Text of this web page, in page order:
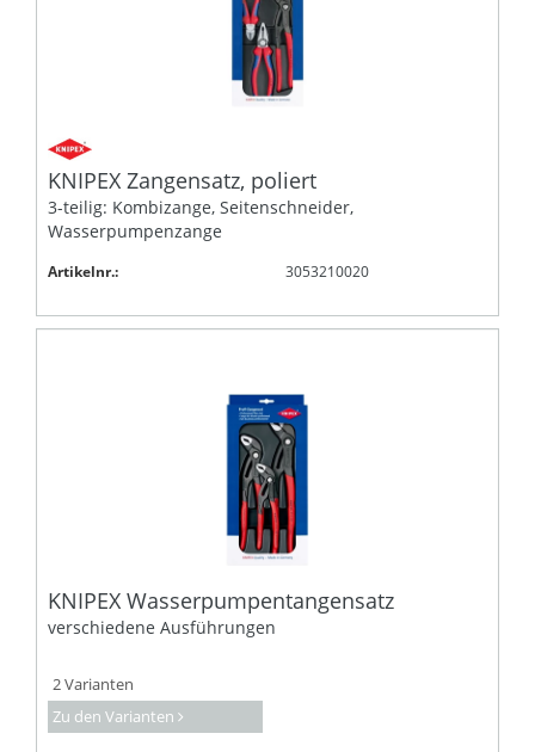
KNIPEX Zangensatz, poliert
3-teilig: Kombizange, Seitenschneider,
Wasserpumpenzange
Artikelnr.: 3053210020
KNIPEX Wasserpumpentangensatz
verschiedene Ausführungen
2 Varianten
Zu den Varianten